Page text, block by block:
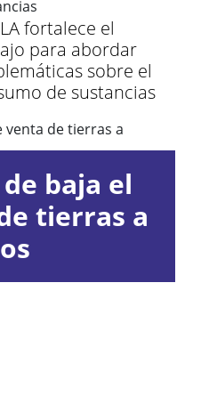
fortalece el
para abordar
sobre el
de sustancias
baja el
tierras a